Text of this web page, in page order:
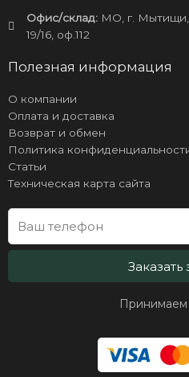
Офис/склад:МО, г. Мытищи,
19/16, оф.112
Полезная информация
О компании
Оплата и доставка
Возврат и обмен
Политика
Статьи
Техническая карта сайта
Заказать
Принимаем